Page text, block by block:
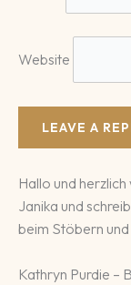
Website
Hallo und
Janika und
beim Stöbern
Kathryn Purdie –